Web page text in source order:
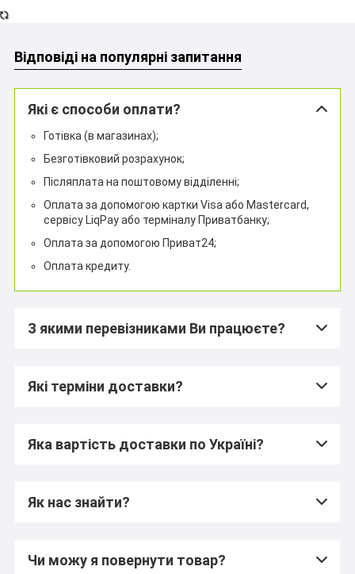
Відповіді на популярні запитання
Які є способи оплати?
Готівка (в магазинах);
Безготівковий розрахунок;
Післяплата на поштовому відділенні;
Оплата за допомогою картки Visa або Mastercard,
сервісу LiqPay або терміналу Приватбанку;
Оплата за допомогою Приват24;
Оплата кредиту.
З якими перевізниками Ви працюєте?
Які терміни доставки?
Яка вартість доставки по Україні?
Як нас знайти?
Чи можу я повернути товар?